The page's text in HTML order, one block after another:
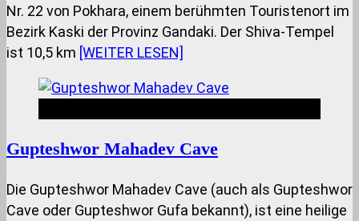
Nr. 22 von Pokhara, einem berühmten Touristenort im
Bezirk Kaski der Provinz Gandaki. Der Shiva-Tempel
ist 10,5 km [WEITER LESEN]
Gupteshwor Mahadev Cave
Die Gupteshwor Mahadev Cave (auch als Gupteshwor
Cave oder Gupteshwor Gufa bekannt), ist eine heilige